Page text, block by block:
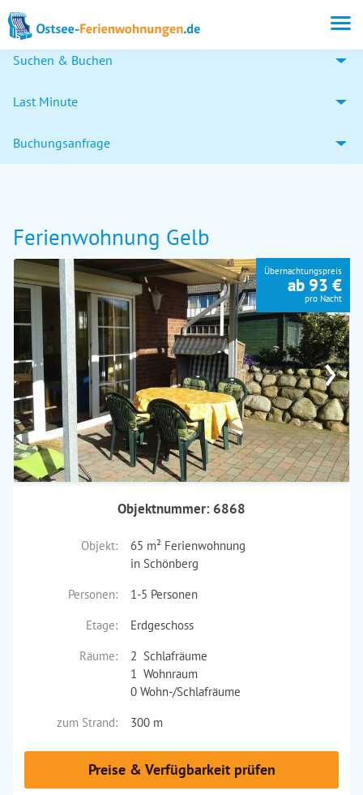
Suchen & Buchen
Last Minute
Buchungsanfrage
Ferienwohnung Gelb
›
Übernachtungspreis
ab 93 €
pro Nacht
Objektnummer: 6868
Objekt:
65 m² Ferienwohnung
in Schönberg
Personen:
1-5 Personen
Etage:
Erdgeschoss
Räume:
2 Schlafräume
1 Wohnraum
0 Wohn-/Schlafräume
zum Strand:
300 m
Preise & Verfügbarkeit prüfen